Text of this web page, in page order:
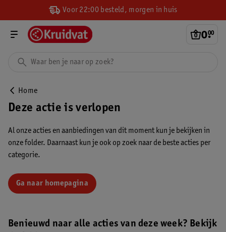
Voor 22:00 besteld, morgen in huis
0.
00
Home
Deze actie is verlopen
Al onze acties en aanbiedingen van dit moment kun je bekijken in
onze folder. Daarnaast kun je ook op zoek naar de beste acties per
categorie.
Ga naar homepagina
Benieuwd naar alle acties van deze week? Bekijk